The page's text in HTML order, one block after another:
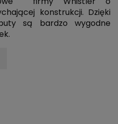
konstrukcji. Dzięki
są bardzo wygodne